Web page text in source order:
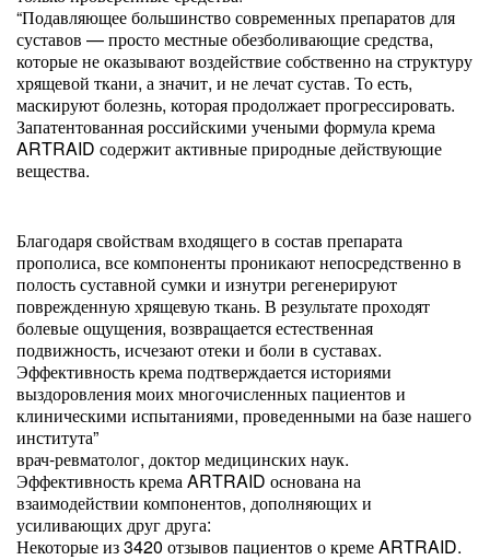
“Подавляющее большинство современных препаратов для
суставов — просто местные обезболивающие средства,
которые не оказывают воздействие собственно на структуру
хрящевой ткани, а значит, и не лечат сустав. То есть,
маскируют болезнь, которая продолжает прогрессировать.
Запатентованная российскими учеными формула крема
ARTRAID содержит активные природные действующие
вещества.
Благодаря свойствам входящего в состав препарата
прополиса, все компоненты проникают непосредственно в
полость суставной сумки и изнутри регенерируют
поврежденную хрящевую ткань. В результате проходят
болевые ощущения, возвращается естественная
подвижность, исчезают отеки и боли в суставах.
Эффективность крема подтверждается историями
выздоровления моих многочисленных пациентов и
клиническими испытаниями, проведенными на базе нашего
института”
врач-ревматолог, доктор медицинских наук.
Эффективность крема ARTRAID основана на
взаимодействии компонентов, дополняющих и
усиливающих друг друга:
Некоторые из 3420 отзывов пациентов о креме ARTRAID.